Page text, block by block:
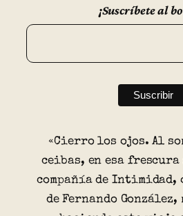
¡Suscríbete al
«Cierro los ojos. Al
ceibas, en esa frescura
compañía de Intimidad,
de Fernando